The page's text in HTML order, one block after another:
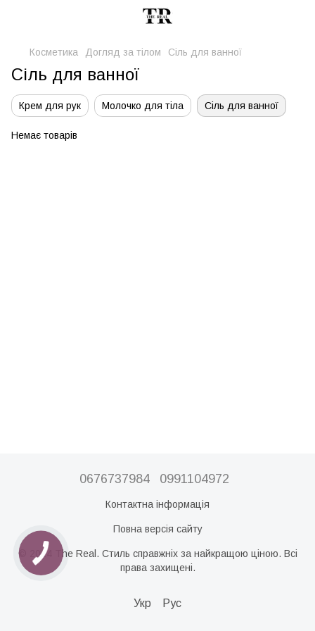
Косметика Догляд за тілом Сіль для ванної
Сіль для ванної
Крем для рук Молочко для тіла Сіль для ванної
Немає товарів
0676737984 0991104972
Контактна інформація
Повна версія сайту
© 2024 The Real. Стиль справжніх за найкращою ціною. Всі
права захищені.
Укр Рус